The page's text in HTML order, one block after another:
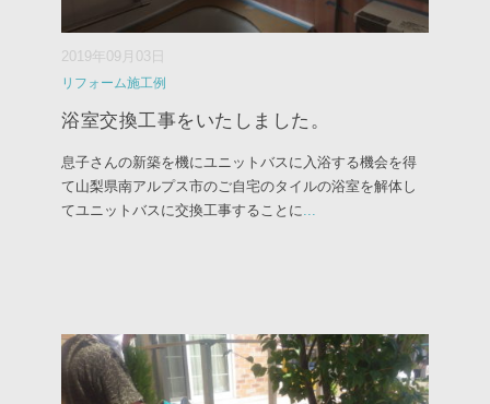
2019年09月03日
リフォーム施工例
浴室交換工事をいたしました。
息子さんの新築を機にユニットバスに入浴する機会を得
て山梨県南アルプス市のご自宅のタイルの浴室を解体し
てユニットバスに交換工事することに...